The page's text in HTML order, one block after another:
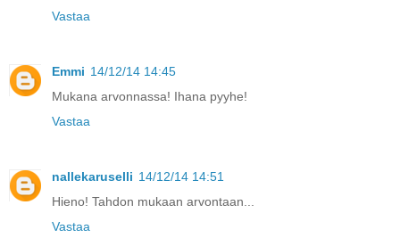
Vastaa
Emmi 14/12/14 14:45
Mukana arvonnassa! Ihana pyyhe!
Vastaa
nallekaruselli 14/12/14 14:51
Hieno! Tahdon mukaan arvontaan...
Vastaa